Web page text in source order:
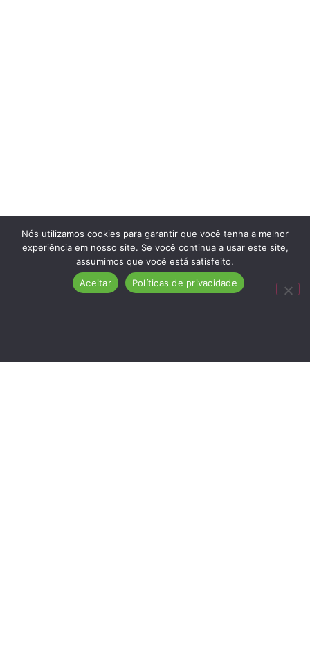
Nós utilizamos cookies para garantir que você tenha a melhor
experiência em nosso site. Se você continua a usar este site,
assumimos que você está satisfeito.
Aceitar
Políticas de privacidade